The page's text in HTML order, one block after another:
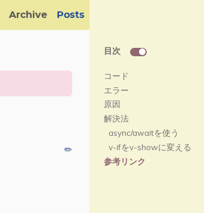
Archive Posts
✏️
目次
コード
エラー
原因
解決法
async/awaitを使う
v-ifをv-showに変える
参考リンク